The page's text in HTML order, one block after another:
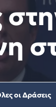
οι Δράσεις